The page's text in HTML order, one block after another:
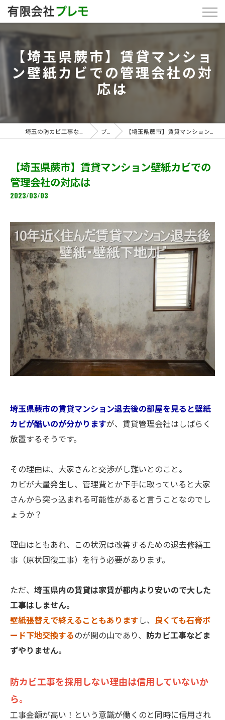
【埼玉県蕨市】賃貸マンショ
ン壁紙カビでの管理会社の対
応は
ブログ 【埼玉県蕨市】賃貸マンション壁紙カビでの管理会社の対応は
【埼玉県蕨市】賃貸マンション壁紙カビでの
管理会社の対応は
2023/03/03
埼玉県蕨市の賃貸マンション退去後の部屋を見ると壁紙
カビが酷いのが分かりますが、賃貸管理会社はしばらく
放置するそうです。
その理由は、大家さんと交渉がし難いとのこと。
カビが大量発生し、管理費とか下手に取っていると大家
さんから突っ込まれる可能性があると言うことなのでし
ょうか？
理由はともあれ、この状況は改善するための退去修繕工
事（原状回復工事）を行う必要があります。
ただ、 埼玉県内の賃貸は家賃が都内より安いので大した
工事はしません。
壁紙張替えで終えることもありますし、 良くても石膏ボ
ード下地交換するのが関の山であり、 防カビ工事などま
ずやりません。
防カビ工事を採用しない理由は信用していないか
ら。
工事金額が高い！という意識が働くのと同時に信用され